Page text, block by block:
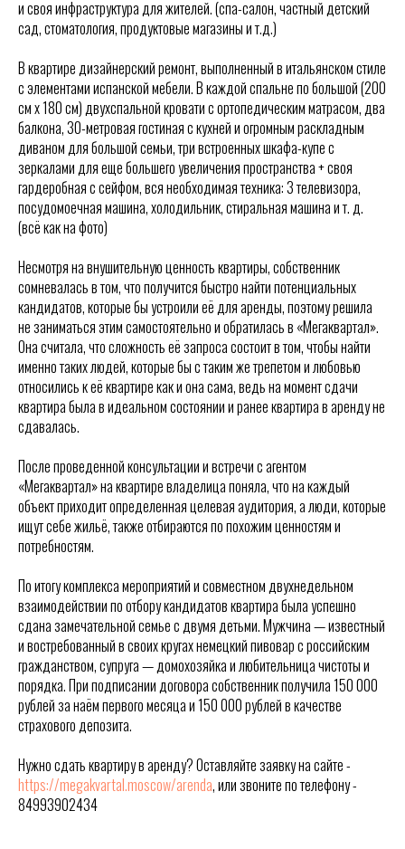
и своя инфраструктура для жителей. (спа-салон, частный детский
сад, стоматология, продуктовые магазины и т.д.)
В квартире дизайнерский ремонт, выполненный в итальянском стиле
с элементами испанской мебели. В каждой спальне по большой (200
см х 180 см) двухспальной кровати с ортопедическим матрасом, два
балкона, 30-метровая гостиная с кухней и огромным раскладным
диваном для большой семьи, три встроенных шкафа-купе с
зеркалами для еще большего увеличения пространства + своя
гардеробная с сейфом, вся необходимая техника: 3 телевизора,
посудомоечная машина, холодильник, стиральная машина и т. д.
(всё как на фото)
Несмотря на внушительную ценность квартиры, собственник
сомневалась в том, что получится быстро найти потенциальных
кандидатов, которые бы устроили её для аренды, поэтому решила
не заниматься этим самостоятельно и обратилась в «Мегаквартал».
Она считала, что сложность её запроса состоит в том, чтобы найти
именно таких людей, которые бы с таким же трепетом и любовью
относились к её квартире как и она сама, ведь на момент сдачи
квартира была в идеальном состоянии и ранее квартира в аренду не
сдавалась.
После проведенной консультации и встречи с агентом
«Мегаквартал» на квартире владелица поняла, что на каждый
объект приходит определенная целевая аудитория, а люди, которые
ищут себе жильё, также отбираются по похожим ценностям и
потребностям.
По итогу комплекса мероприятий и совместном двухнедельном
взаимодействии по отбору кандидатов квартира была успешно
сдана замечательной семье с двумя детьми. Мужчина — известный
и востребованный в своих кругах немецкий пивовар с российским
гражданством, супруга — домохозяйка и любительница чистоты и
порядка. При подписании договора собственник получила 150 000
рублей за наём первого месяца и 150 000 рублей в качестве
страхового депозита.
Нужно сдать квартиру в аренду? Оставляйте заявку на сайте -
https://megakvartal.moscow/arenda, или звоните по телефону -
84993902434